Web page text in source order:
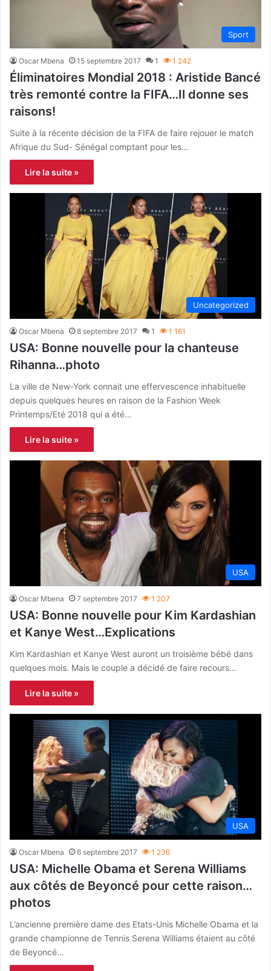
Sport
Oscar Mbena 15 septembre 2017 1 1 242
Éliminatoires Mondial 2018 : Aristide Bancé
très remonté contre la FIFA…Il donne ses
raisons!
Suite à la récente décision de la FIFA de faire rejouer le match
Afrique du Sud- Sénégal comptant pour les…
Lire la suite »
Uncategorized
Oscar Mbena 8 septembre 2017 1 1 161
USA: Bonne nouvelle pour la chanteuse
Rihanna…photo
La ville de New-York connait une effervescence inhabituelle
depuis quelques heures en raison de la Fashion Week
Printemps/Eté 2018 qui a été…
Lire la suite »
USA
Oscar Mbena 7 septembre 2017 1 207
USA: Bonne nouvelle pour Kim Kardashian
et Kanye West…Explications
Kim Kardashian et Kanye West auront un troisième bébé dans
quelques mois. Mais le couple a décidé de faire recours…
Lire la suite »
USA
Oscar Mbena 6 septembre 2017 1 236
USA: Michelle Obama et Serena Williams
aux côtés de Beyoncé pour cette raison…
photos
L’ancienne première dame des Etats-Unis Michelle Obama et la
grande championne de Tennis Serena Williams étaient au côté
de Beyoncé…